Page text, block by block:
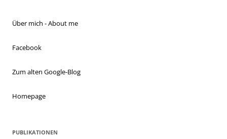
Über mich - About me
Facebook
Zum alten Google-Blog
Homepage
PUBLIKATIONEN